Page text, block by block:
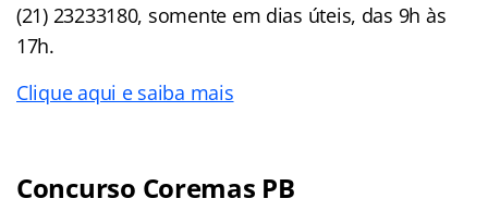
(21) 23233180, somente em dias úteis, das 9h às
17h.
Clique aqui e saiba mais
Concurso Coremas PB